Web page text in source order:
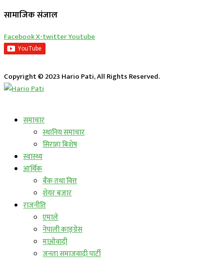
सामाजिक संजाल
FacebookX-twitterYoutube
Copyright © 2023 Hario Pati, All Rights Reserved.
समाचार
स्थानिय समाचार
सिराहा बिशेष
स्वास्थ्य
आर्थिक
बैंक तथा वित्त
शेयर बजार
राजनीति
एमाले
नेपाली काङ्ग्रेस
माओवादी
जनता समाजवादी पार्टी